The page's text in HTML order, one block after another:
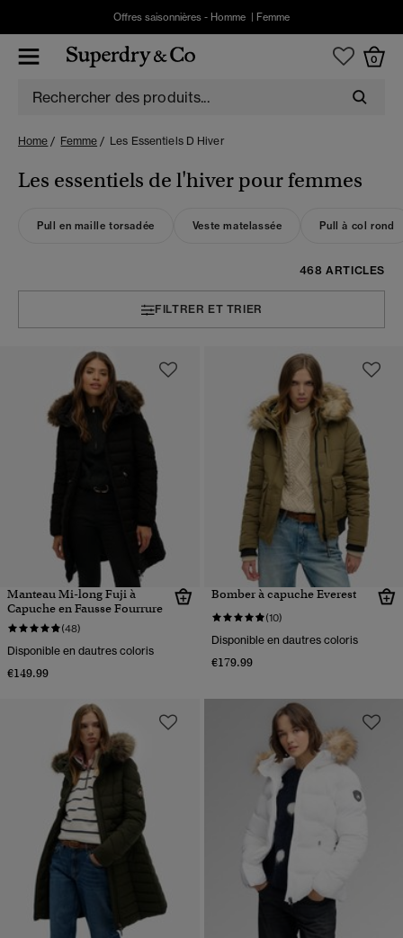
Offres saisonnières - Homme Femme
0
Home Femme Les Essentiels D Hiver
Les essentiels de l'hiver pour femmes
Pull en maille torsadée Veste matelassée Pull à col rond
468 ARTICLES
FILTRER ET TRIER
Manteau Mi-long Fuji à
Capuche en Fausse Fourrure
(48)
Disponible en dautres coloris
€149.99
Bomber à capuche Everest
(10)
Disponible en dautres coloris
€179.99